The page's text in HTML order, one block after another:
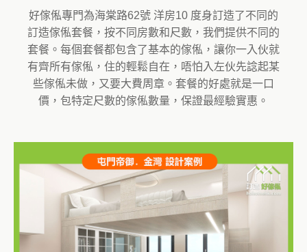
好傢俬專門為海棠路62號 洋房10 度身訂造了不同的
訂造傢俬套餐，按不同房數和尺數，我們提供不同的
套餐。每個套餐都包含了基本的傢俬，讓你一入伙就
有齊所有傢俬，住的輕鬆自在，唔怕入左伙先諗起某
些傢俬未做，又要大費周章。套餐的好處就是一口
價，包特定尺數的傢俬數量，保證最經驗實惠。